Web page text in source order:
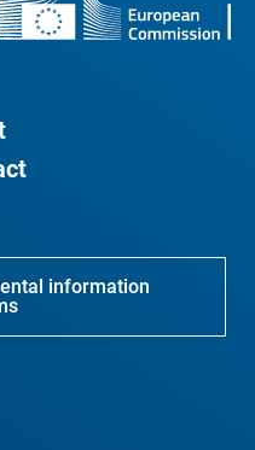
information